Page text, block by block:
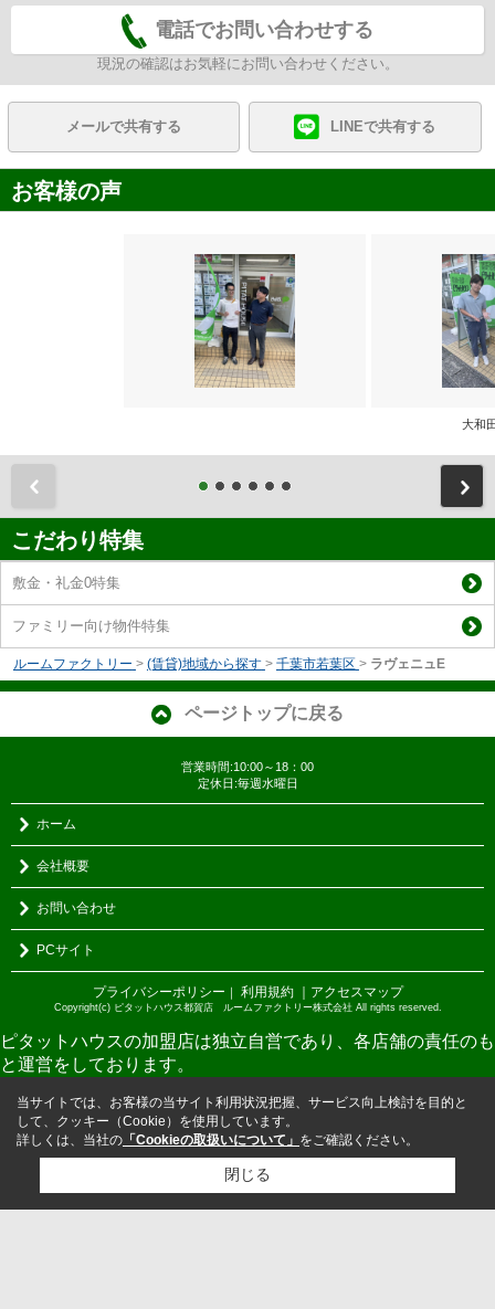
電話でお問い合わせする
現況の確認はお気軽にお問い合わせください。
メールで共有する LINEで共有する
お客様の声
大和
こだわり特集
敷金・礼金0特集
ファミリー向け物件特集
ルームファクトリー > (賃貸)地域から探す > 千葉市若葉区 > ラヴェニュE
ページトップに戻る
営業時間:10:00～18：00
定休日:毎週水曜日
ホーム
会社概要
お問い合わせ
PCサイト
プライバシーポリシー 利用規約 ｜アクセスマップ
Copyright(c) ピタットハウス都賀店 ルームファクトリー株式会社 All rights reserved.
ピタットハウスの加盟店は独立自営であり、各店舗の責任のも
と運営をしております。
当サイトでは、お客様の当サイト利用状況把握、サービス向上検討を目的と
して、クッキー（Cookie）を使用しています。
詳しくは、当社の 「Cookieの取扱いについて」 をご確認ください。
閉じる